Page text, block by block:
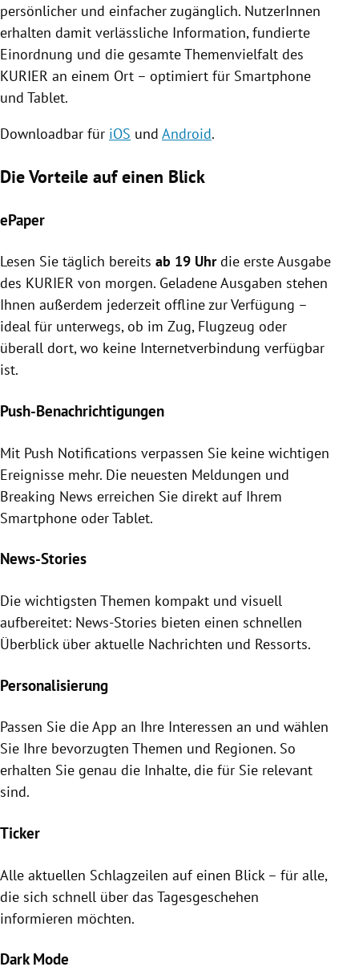
persönlicher und einfacher zugänglich. NutzerInnen
erhalten damit verlässliche Information, fundierte
Einordnung und die gesamte Themenvielfalt des
KURIER an einem Ort – optimiert für Smartphone
und Tablet.
Downloadbar für iOS und Android.
Die Vorteile auf einen Blick
ePaper
Lesen Sie täglich bereits ab 19 Uhrdie erste Ausgabe
des KURIER von morgen. Geladene Ausgaben stehen
Ihnen außerdem jederzeit offline zur Verfügung –
ideal für unterwegs, ob im Zug, Flugzeug oder
überall dort, wo keine Internetverbindung verfügbar
ist.
Push-Benachrichtigungen
Mit Push Notifications verpassen Sie keine wichtigen
Ereignisse mehr. Die neuesten Meldungen und
Breaking News erreichen Sie direkt auf Ihrem
Smartphone oder Tablet.
News-Stories
Die wichtigsten Themen kompakt und visuell
aufbereitet: News-Stories bieten einen schnellen
Überblick über aktuelle Nachrichten und Ressorts.
Personalisierung
Passen Sie die App an Ihre Interessen an und wählen
Sie Ihre bevorzugten Themen und Regionen. So
erhalten Sie genau die Inhalte, die für Sie relevant
sind.
Ticker
Alle aktuellen Schlagzeilen auf einen Blick – für alle,
die sich schnell über das Tagesgeschehen
informieren möchten.
Dark Mode